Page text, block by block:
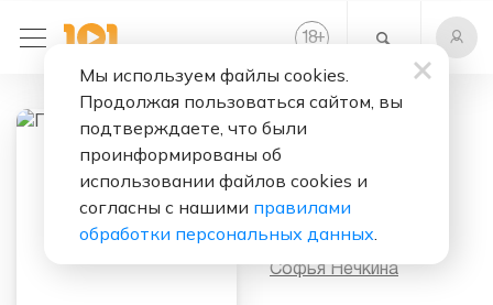
18+
Слушать бесплатно
Исполнитель:
Софья Нечкина
Мы используем файлы cookies.
Продолжая пользоваться сайтом, вы
подтверждаете, что были
проинформированы об
использовании файлов cookies и
согласны с нашими правилами
обработки персональных данных.